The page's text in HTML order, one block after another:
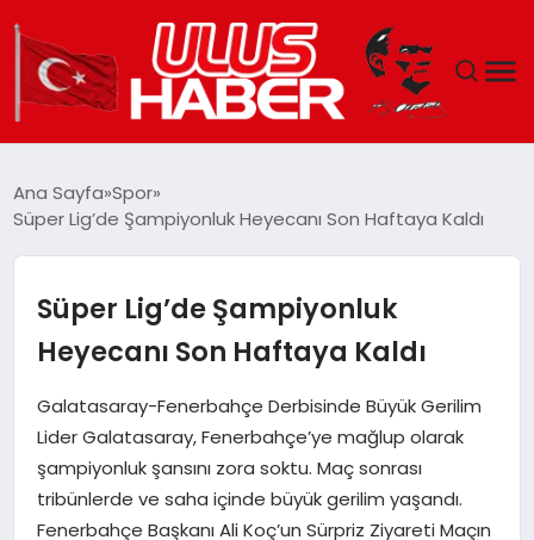
DÜNYA
EKONOMI
SIYASET
EĞITIM
Ana Sayfa Spor
Süper Lig’de Şampiyonluk Heyecanı Son Haftaya Kaldı
Süper Lig’de Şampiyonluk
Heyecanı Son Haftaya Kaldı
Galatasaray-Fenerbahçe Derbisinde Büyük Gerilim
Lider Galatasaray, Fenerbahçe’ye mağlup olarak
şampiyonluk şansını zora soktu. Maç sonrası
tribünlerde ve saha içinde büyük gerilim yaşandı.
Fenerbahçe Başkanı Ali Koç’un Sürpriz Ziyareti Maçın